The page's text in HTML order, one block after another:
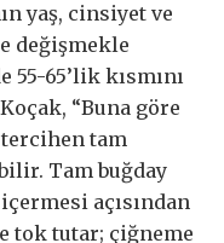
yaş, cinsiyet ve
değişmekle
65’lik kısmını
“Buna göre
tam
Tam buğday
açısından
tok tutar; çiğneme